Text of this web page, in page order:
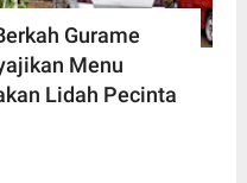
Gurame
Menu
Lidah Pecinta